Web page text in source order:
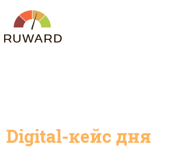
Digital-кейс дня